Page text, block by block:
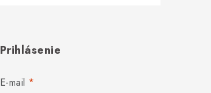
Prihlásenie
E-mail